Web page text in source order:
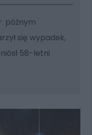
późnym
się wypadek,
58-letni